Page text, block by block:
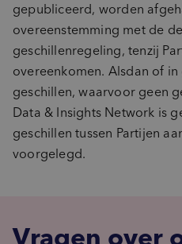
gepubliceerd, worden
overeenstemming met de
geschillenregeling, tenzij
overeenkomen. Alsdan of
geschillen, waarvoor geen
Data & Insights Network is
geschillen tussen Partijen
voorgelegd.
Vragen over